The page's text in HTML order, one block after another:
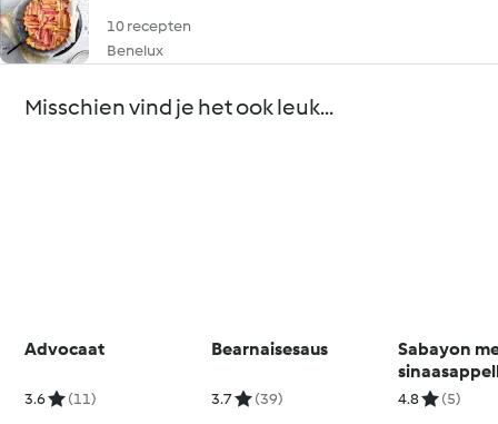
10 recepten
Benelux
Misschien vind je het ook leuk...
Advocaat
3.6 (11)
Bearnaisesaus
3.7 (39)
Sabayon
4.8 (5)